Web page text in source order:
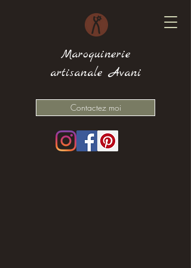
Maroquinerie
artisanale Avani
Contactez moi